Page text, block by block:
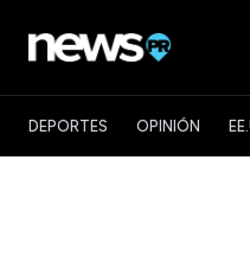
DEPORTES OPINIÓN